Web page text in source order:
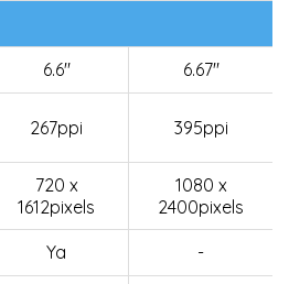
6.6" 6.67"
267ppi 395ppi
720 x
1612pixels
1080 x
2400pixels
Ya -